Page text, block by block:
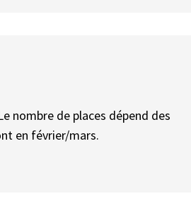
nombre de places dépend des
en février/mars.